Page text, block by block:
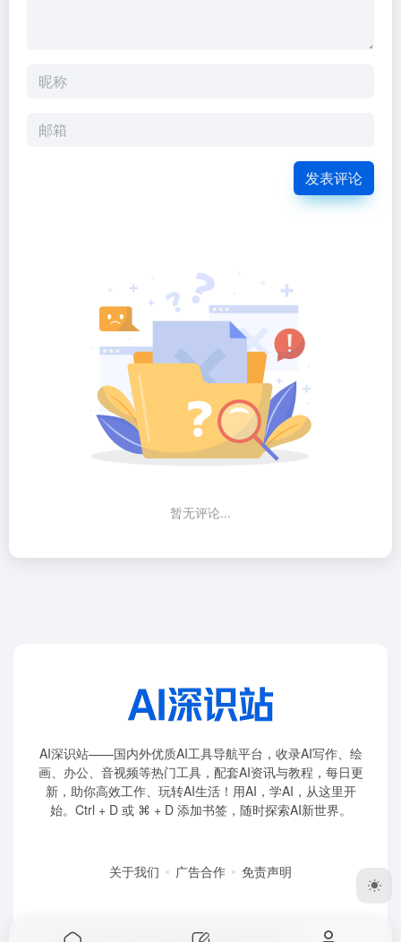
发表评论
暂无评论...
AI深识站——国内外优质AI工具导航平台，收录AI写作、绘
画、办公、音视频等热门工具，配套AI资讯与教程，每日更
新，助你高效工作、玩转AI生活！用AI，学AI，从这里开
始。Ctrl + D 或 ⌘ + D 添加书签，随时探索AI新世界。
关于我们 广告合作 免责声明
Copyright © 2026 赣ICP备2026009722号-1